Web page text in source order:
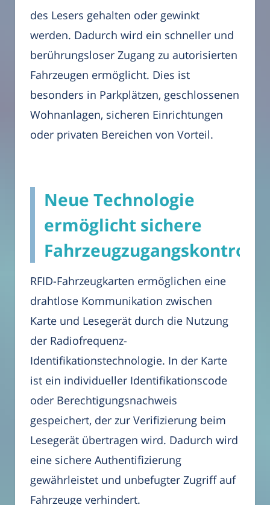
des Lesers gehalten oder gewinkt
werden. Dadurch wird ein schneller und
berührungsloser Zugang zu autorisierten
Fahrzeugen ermöglicht. Dies ist
besonders in Parkplätzen, geschlossenen
Wohnanlagen, sicheren Einrichtungen
oder privaten Bereichen von Vorteil.
Neue Technologie
ermöglicht sichere
Fahrzeugzugangskontrolle
RFID-Fahrzeugkarten ermöglichen eine
drahtlose Kommunikation zwischen
Karte und Lesegerät durch die Nutzung
der Radiofrequenz-
Identifikationstechnologie. In der Karte
ist ein individueller Identifikationscode
oder Berechtigungsnachweis
gespeichert, der zur Verifizierung beim
Lesegerät übertragen wird. Dadurch wird
eine sichere Authentifizierung
gewährleistet und unbefugter Zugriff auf
Fahrzeuge verhindert.